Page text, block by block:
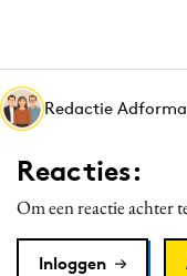
Martech
Media
Merkstrategie
PR
Programmatic
Reputatie & crisis
Redactie
Reacties:
Om een reactie achter
Inloggen